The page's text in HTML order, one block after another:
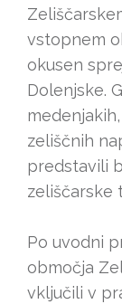
vstopnem
okusen
Dolenjske.
zeliščnih
predstavili
zeliščarske
Po uvodni
območja
vključili v